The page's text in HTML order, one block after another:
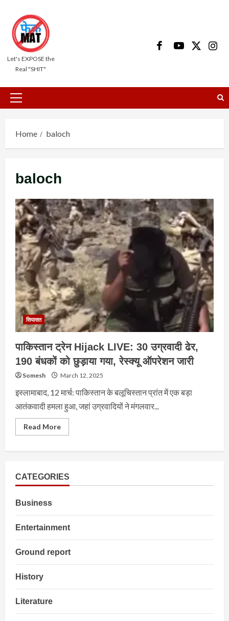
content
Let's EXPOSE the
Real "SHIT"
FacebookYoutube
X
Primary
Home baloch
baloch
सियासत
पाकिस्तान ट्रेन Hijack LIVE: 30 उग्रवादी ढेर,
190 बंधकों को छुड़ाया गया, रेस्क्यू ऑपरेशन जारी
Somesh March 12, 2025
इस्लामाबाद, 12 मार्च: पाकिस्तान के बलूचिस्तान प्रांत में एक बड़ा
आतंकवादी हमला हुआ, जहां उग्रवादियों ने मंगलवार...
Read MoreRead
more
30
उग्रवादी
गया,
ऑपरेशन
जारी
CATEGORIES
Business
Entertainment
Ground report
History
Literature